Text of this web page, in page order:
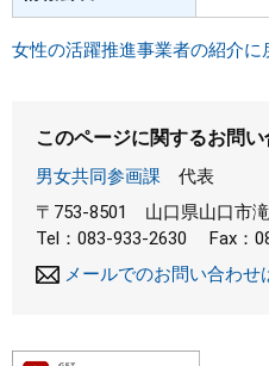
女性の活躍推進事業者の紹介に
このページに関するお問
男女共同参画課
代表
〒753-8501
山口県山口市
Tel：083-933-2630
Fax：
メールでのお問い合わせ